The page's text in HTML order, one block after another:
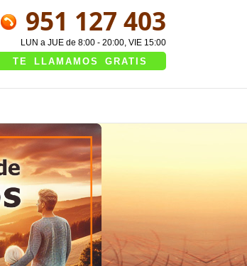
951 127 403
LUN a JUE de 8:00 - 20:00, VIE 15:00
TE LLAMAMOS GRATIS